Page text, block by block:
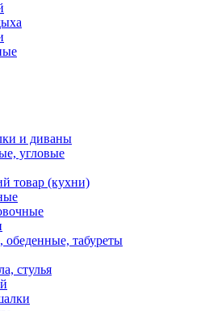
и диваны
угловые
товар (кухни)
обеденные, табуреты
стулья